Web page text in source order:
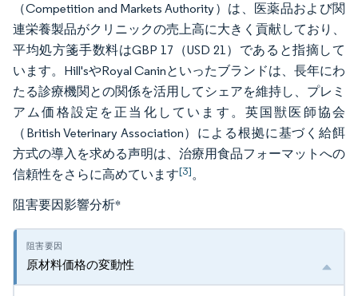
（Competition and Markets Authority）は、医薬品および関
連栄養製品がクリニックの売上高に大きく貢献しており、
平均処方箋手数料はGBP 17（USD 21）であると指摘して
います。Hill'sやRoyal Caninといったブランドは、長年にわ
たる診療機関との関係を活用してシェアを維持し、プレミ
アム価格設定を正当化しています。英国獣医師協会
（British Veterinary Association）による根拠に基づく給餌
方式の導入を求める声明は、治療用食品フォーマットへの
信頼性をさらに高めています[3]。
阻害要因影響分析*
原材料価格の変動性